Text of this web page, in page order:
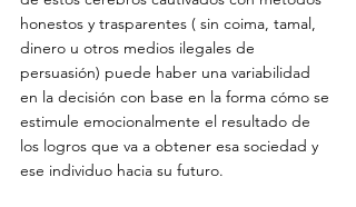
honestos y trasparentes ( sin coima, tamal,
dinero u otros medios ilegales de
persuasión) puede haber una variabilidad
en la decisión con base en la forma cómo se
estimule emocionalmente el resultado de
los logros que va a obtener esa sociedad y
ese individuo hacia su futuro.